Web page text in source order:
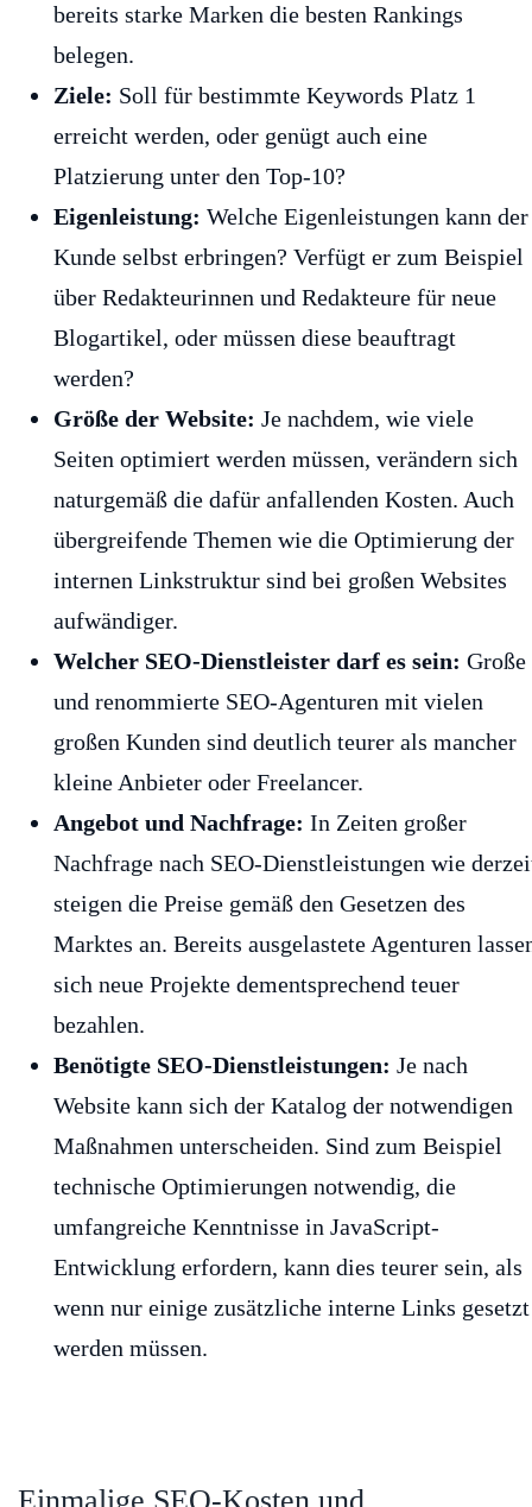
bereits starke Marken die besten Rankings
belegen.
Ziele: Soll für bestimmte Keywords Platz 1
erreicht werden, oder genügt auch eine
Platzierung unter den Top-10?
Eigenleistung: Welche Eigenleistungen kann der
Kunde selbst erbringen? Verfügt er zum Beispiel
über Redakteurinnen und Redakteure für neue
Blogartikel, oder müssen diese beauftragt
werden?
Größe der Website: Je nachdem, wie viele
Seiten optimiert werden müssen, verändern sich
naturgemäß die dafür anfallenden Kosten. Auch
übergreifende Themen wie die Optimierung der
internen Linkstruktur sind bei großen Websites
aufwändiger.
Welcher SEO-Dienstleister darf es sein: Große
und renommierte SEO-Agenturen mit vielen
großen Kunden sind deutlich teurer als mancher
kleine Anbieter oder Freelancer.
Angebot und Nachfrage: In Zeiten großer
Nachfrage nach SEO-Dienstleistungen wie
steigen die Preise gemäß den Gesetzen des
Marktes an. Bereits ausgelastete Agenturen
sich neue Projekte dementsprechend teuer
bezahlen.
Benötigte SEO-Dienstleistungen: Je nach
Website kann sich der Katalog der notwendigen
Maßnahmen unterscheiden. Sind zum Beispiel
technische Optimierungen notwendig, die
umfangreiche Kenntnisse in JavaScript-
Entwicklung erfordern, kann dies teurer sein, als
wenn nur einige zusätzliche interne Links gesetzt
werden müssen.